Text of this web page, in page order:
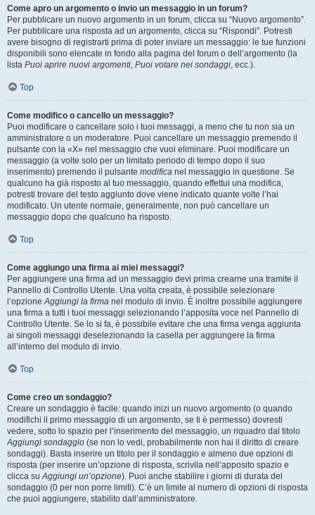
Come apro un argomento o invio un messaggio in un forum?
Per pubblicare un nuovo argomento in un forum, clicca su “Nuovo argomento”.
Per pubblicare una risposta ad un argomento, clicca su “Rispondi”. Potresti
avere bisogno di registrarti prima di poter inviare un messaggio: le tue funzioni
disponibili sono elencate in fondo alla pagina del forum o dell’argomento (la
lista Puoi aprire nuovi argomenti, Puoi votare nei sondaggi, ecc.).
Top
Come modifico o cancello un messaggio?
Puoi modificare o cancellare solo i tuoi messaggi, a meno che tu non sia un
amministratore o un moderatore. Puoi cancellare un messaggio premendo il
pulsante con la «X» nel messaggio che vuoi eliminare. Puoi modificare un
messaggio (a volte solo per un limitato periodo di tempo dopo il suo
inserimento) premendo il pulsante modifica nel messaggio in questione. Se
qualcuno ha già risposto al tuo messaggio, quando effettui una modifica,
potresti trovare del testo aggiunto dove viene indicato quante volte l’hai
modificato. Un utente normale, generalmente, non può cancellare un
messaggio dopo che qualcuno ha risposto.
Top
Come aggiungo una firma ai miei messaggi?
Per aggiungere una firma ad un messaggio devi prima crearne una tramite il
Pannello di Controllo Utente. Una volta creata, è possibile selezionare
l’opzioneAggiungi la firma nel modulo di invio. È inoltre possibile aggiungere
una firma a tutti i tuoi messaggi selezionando l’apposita voce nel Pannello di
Controllo Utente. Se lo si fa, è possibile evitare che una firma venga aggiunta
ai singoli messaggi deselezionando la casella per aggiungere la firma
all’interno del modulo di invio.
Top
Come creo un sondaggio?
Creare un sondaggio è facile: quando inizi un nuovo argomento (o quando
modifichi il primo messaggio di un argomento, se ti è permesso) dovresti
vedere, sotto lo spazio per l’inserimento del messaggio, un riquadro dal titolo
Aggiungi sondaggio (se non lo vedi, probabilmente non hai il diritto di creare
sondaggi). Basta inserire un titolo per il sondaggio e almeno due opzioni di
risposta (per inserire un’opzione di risposta, scrivila nell’apposito spazio e
clicca suAggiungi un’opzione). Puoi anche stabilire i giorni di durata del
sondaggio (0 per non porre limiti). C’è un limite al numero di opzioni di risposta
che puoi aggiungere, stabilito dall’amministratore.